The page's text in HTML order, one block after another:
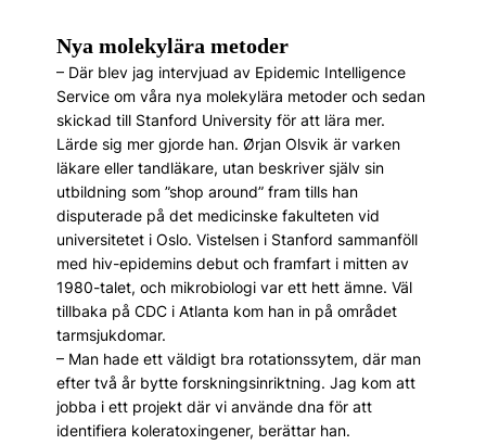
Nya molekylära metoder
– Där blev jag intervjuad av Epidemic Intelligence
Service om våra nya molekylära metoder och sedan
skickad till Stanford University för att lära mer.
Lärde sig mer gjorde han. Ørjan Olsvik är varken
läkare eller tandläkare, utan beskriver själv sin
utbildning som ”shop around” fram tills han
disputerade på det medicinske fakulteten vid
universitetet i Oslo. Vistelsen i Stanford sammanföll
med hiv-epidemins debut och framfart i mitten av
1980-talet, och mikrobiologi var ett hett ämne. Väl
tillbaka på CDC i Atlanta kom han in på området
tarmsjukdomar.
– Man hade ett väldigt bra rotationssytem, där man
efter två år bytte forskningsinriktning. Jag kom att
jobba i ett projekt där vi använde dna för att
identifiera koleratoxingener, berättar han.